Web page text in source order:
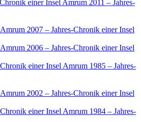
Amrum 2011 – Jahres-
Amrum 2007 – Jahres-Chronik einer Insel
Amrum 2006 – Jahres-Chronik einer Insel
Amrum 1985 – Jahres-
Amrum 2002 – Jahres-Chronik einer Insel
Amrum 1984 – Jahres-